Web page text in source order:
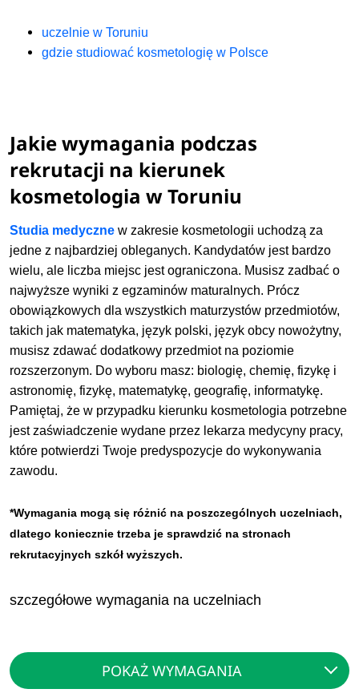
uczelnie w Toruniu
gdzie studiować kosmetologię w Polsce
Jakie wymagania podczas
rekrutacji na kierunek
kosmetologia w Toruniu
Studia medyczne w zakresie kosmetologii uchodzą za
jedne z najbardziej obleganych. Kandydatów jest bardzo
wielu, ale liczba miejsc jest ograniczona. Musisz zadbać o
najwyższe wyniki z egzaminów maturalnych. Prócz
obowiązkowych dla wszystkich maturzystów przedmiotów,
takich jak matematyka, język polski, język obcy nowożytny,
musisz zdawać dodatkowy przedmiot na poziomie
rozszerzonym. Do wyboru masz: biologię, chemię, fizykę i
astronomię, fizykę, matematykę, geografię, informatykę.
Pamiętaj, że w przypadku kierunku kosmetologia potrzebne
jest zaświadczenie wydane przez lekarza medycyny pracy,
które potwierdzi Twoje predyspozycje do wykonywania
zawodu.
*Wymagania mogą się różnić na poszczególnych uczelniach,
dlatego koniecznie trzeba je sprawdzić na stronach
rekrutacyjnych szkół wyższych.
szczegółowe wymagania na uczelniach
POKAŻ WYMAGANIA